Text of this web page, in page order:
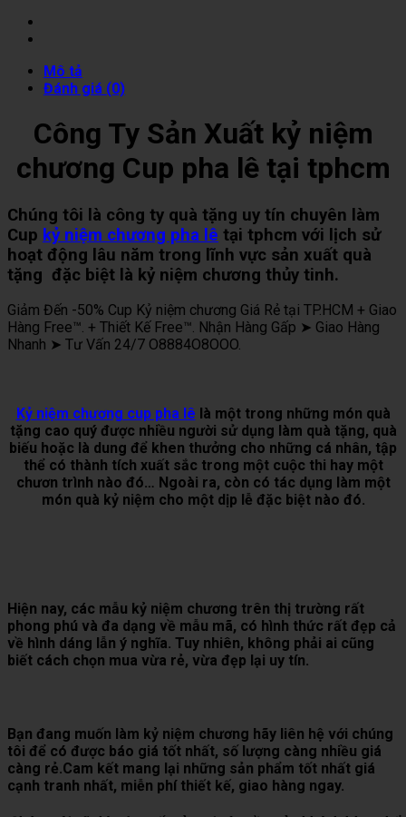
Mô tả
Đánh giá (0)
Công Ty Sản Xuất kỷ niệm
chương Cup pha lê tại tphcm
Chúng tôi là công ty quà tặng uy tín chuyên làm
Cup kỷ niệm chương pha lê tại tphcm với lịch sử
hoạt động lâu năm trong lĩnh vực sản xuất quà
tặng đặc biệt là kỷ niệm chương thủy tinh.
Giảm Đến -50% Cup Kỷ niệm chương Giá Rẻ tại TP.HCM + Giao
Hàng Free™. + Thiết Kế Free™. Nhận Hàng Gấp ➤ Giao Hàng
Nhanh ➤ Tư Vấn 24/7 O8884O8OOO.
Kỷ niệm chương cup pha lê là một trong những món quà
tặng cao quý được nhiều người sử dụng làm quà tặng, quà
biếu hoặc là dung để khen thưởng cho những cá nhân, tập
thể có thành tích xuất sắc trong một cuộc thi hay một
chươn trình nào đó… Ngoài ra, còn có tác dụng làm một
món quà kỷ niệm cho một dịp lễ đặc biệt nào đó.
Hiện nay, các mẫu kỷ niệm chương trên thị trường rất
phong phú và đa dạng về mẫu mã, có hình thức rất đẹp cả
về hình dáng lẫn ý nghĩa. Tuy nhiên, không phải ai cũng
biết cách chọn mua vừa rẻ, vừa đẹp lại uy tín.
Bạn đang muốn làm kỷ niệm chương hãy liên hệ với chúng
tôi để có được báo giá tốt nhất, số lượng càng nhiều giá
càng rẻ.Cam kết mang lại những sản phẩm tốt nhất giá
cạnh tranh nhất, miễn phí thiết kế, giao hàng ngay.